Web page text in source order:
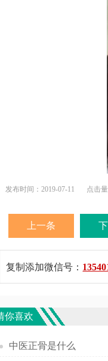
发布时间：2019-07-11 点击
上一条
复制添加微信号：
你喜欢
中医正骨是什么